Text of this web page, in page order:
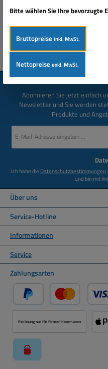
Bewertungen
Newsletter
Abonnieren Sie jetzt einfach
Newsletter und Sie werden
Produkte und
Mail-
Ich habe die Datenschutzbestimmungen
und bin mit
Über uns
Service-Hotline
Informationen
Service
Zahlungsarten
PayPal Kredit-
Rechnung nur für Firmen Kommunen
Bitte wählen Sie Ihre bevorzugte
Bruttopreiseinkl. MwSt.
Nettopreiseexkl. MwSt.